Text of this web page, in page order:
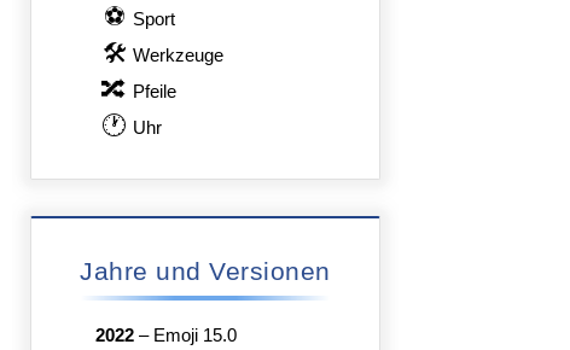
⚽ Sport
🛠 Werkzeuge
🔀 Pfeile
🕐 Uhr
Jahre und Versionen
2022 – Emoji 15.0